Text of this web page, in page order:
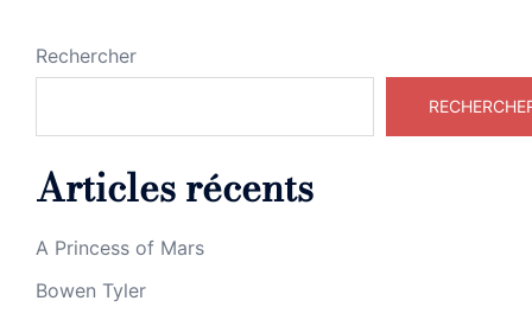
Rechercher
Articles récents
A Princess of Mars
Bowen Tyler